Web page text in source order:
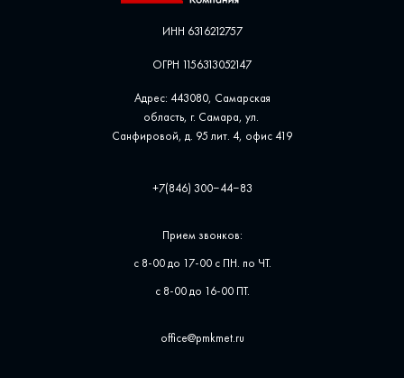
ИНН 6316212757
ОГРН 1156313052147
Адрес: 443080, Самарская
область, г. Самара, ул. ​
Санфировой, д. 95 лит. 4, офис ​419
+7(846) 300‒44‒83
Прием звонков:
с 8-00 до 17-00 с ПН. по ЧТ.
с 8-00 до 16-00 ПТ.
office@pmkmet.ru